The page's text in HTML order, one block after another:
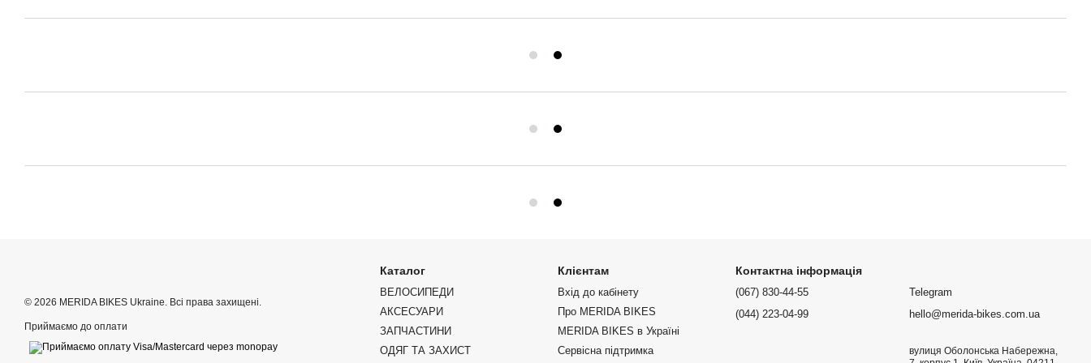
© 2026 MERIDA BIKES Ukraine. Всі права захищені.
Приймаємо до оплати
Каталог
ВЕЛОСИПЕДИ
АКСЕСУАРИ
ЗАПЧАСТИНИ
ОДЯГ ТА ЗАХИСТ
Клієнтам
Вхід до кабінету
Про MERIDA BIKES
MERIDA BIKES в Україні
Сервісна підтримка
Контактна інформація
(067) 830-44-55
(044) 223-04-99
Telegram
hello@merida-bikes.com.ua
вулиця Оболонська Набережна,